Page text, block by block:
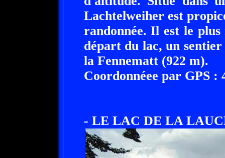
Lachtelweiher est
randonnée. Il est le plus
départ du lac, un
la Fennematt (922 m).
Coordonnéee par GPS :
- LE LAC DE LA